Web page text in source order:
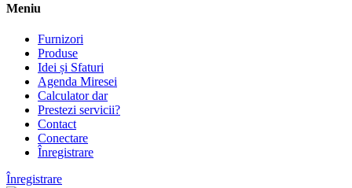
Meniu
Furnizori
Produse
Idei și Sfaturi
Agenda Miresei
Calculator dar
Prestezi servicii?
Contact
Conectare
Înregistrare
Înregistrare